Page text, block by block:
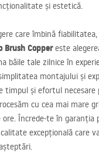
și estetică.
care îmbină
Brush Coppereste
băile tale zilnice în
montajului și
timpul și efortul
cu cea mai mare
ore. Încrede-te în garanția
excepțională care